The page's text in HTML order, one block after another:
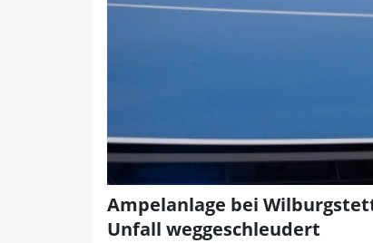
Ampelanlage bei
Unfall weggeschleudert